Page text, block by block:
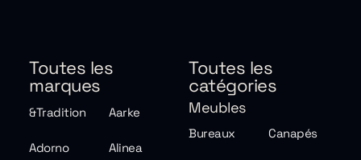
Toutes les
marques
&Tradition Aarke
Adorno Alinea
Toutes les
catégories
Meubles
Bureaux Canapés